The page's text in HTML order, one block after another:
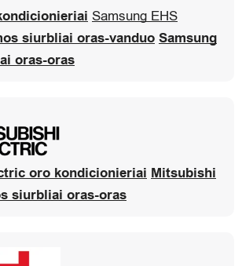
Samsung EHS
siurbliai oras-vanduo Samsung
oras-oras
oro kondicionieriai Mitsubishi
siurbliai oras-oras